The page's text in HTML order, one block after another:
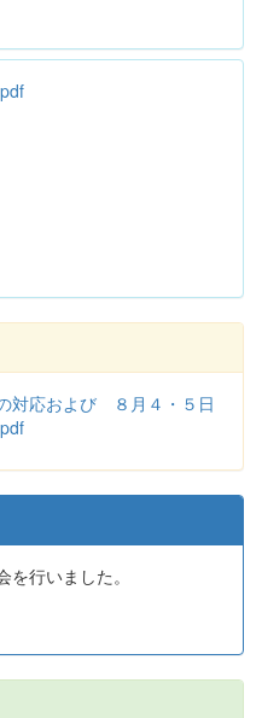
対応および ８月４・５日
行いました。